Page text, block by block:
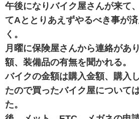
午後になりバイク屋さんが来て
てAととりあえずやるべき事が
く。
月曜に保険屋さんから連絡があ
額、装備品の有無を聞かれる。
バイクの金額は購入金額、購入
たので買ったバイク屋について
た。